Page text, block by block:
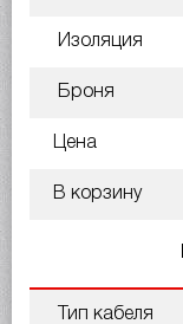
Изоляция
Броня
Цена
В корзину
Тип кабеля